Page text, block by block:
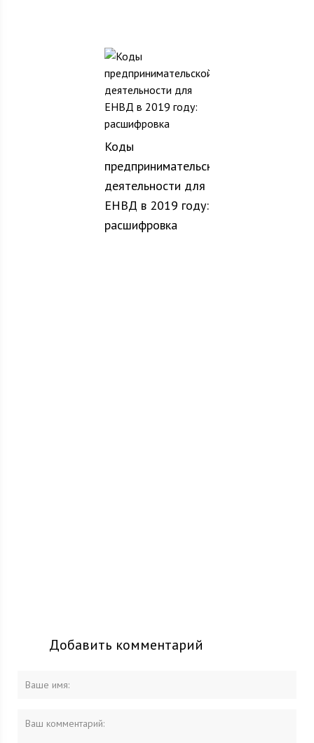
Коды
предпринимательской
деятельности для
ЕНВД в 2019 году:
расшифровка
Добавить комментарий